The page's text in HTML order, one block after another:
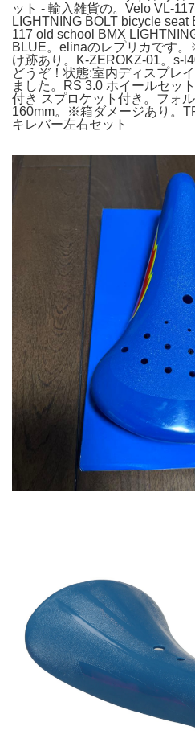
ット - 輸入雑貨の。Velo VL-
LIGHTNING BOLT bicycle
117 old school BMX
BLUE。elinaのレプリカです
け跡あり。K-ZEROKZ-01。s-
どうぞ！状態:室内ディスプレ
ました。RS 3.0 ホイールセッ
付き スプロケット付き。フ
160mm。※箱ダメージあり。
キレバー左右セット